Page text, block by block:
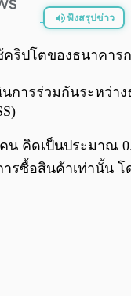
ฟังสรุปข่าว
ริปโตของธนาคาร
ารร่วมกันระหว่าง
คน คิดเป็นประมา
ารซื้อสินค้าเท่านั้น